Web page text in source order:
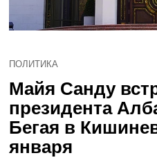
ПОЛИТИКА
Майя Санду
президента
Бегая в
января